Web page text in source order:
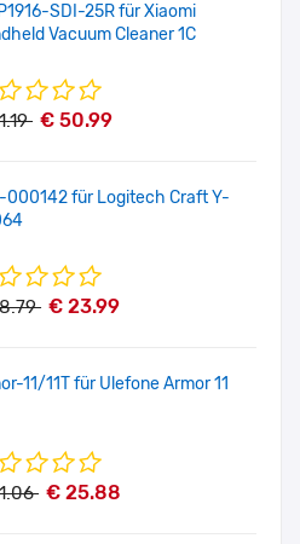
SDI-25R für Xiaomi
Vacuum Cleaner 1C
€ 50.99
000142 für Logitech Craft Y-
€ 23.99
11/11T für Ulefone Armor 11
€ 25.88